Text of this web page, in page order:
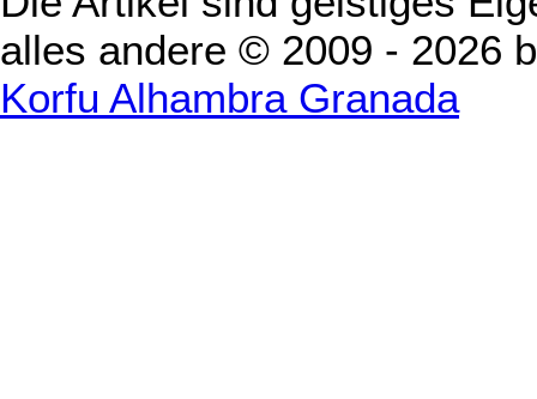
alles andere © 2009 - 2026
Korfu Alhambra Granada